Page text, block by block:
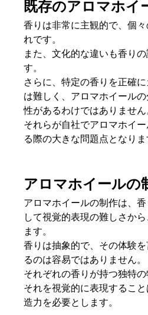
既存のアロマホイ
香りは非常に主観的で、個
れです。
また、文化的な違いも香り
す。
さらに、特定の香りを正確
は難しく、アロマホイール
性があるわけではありません
それらが自社でアロマホイ
る際の大きな問題点となりま
アロマホイールの
アロマホイールの制作は、
して視覚的表現の難しさか
ます。
香りは抽象的で、その体験
るのは容易ではありません。
それぞれの香りが持つ独特の
それを視覚的に表現するこ
造力を必要とします。